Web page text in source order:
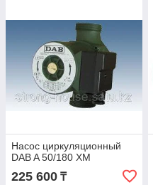
Насос циркуляционный
DAB A 50/180 XM
225 600 ₸